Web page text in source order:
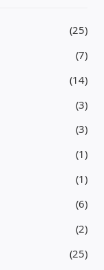
(25)
(7)
(14)
(3)
(3)
(1)
(1)
(6)
(2)
(25)